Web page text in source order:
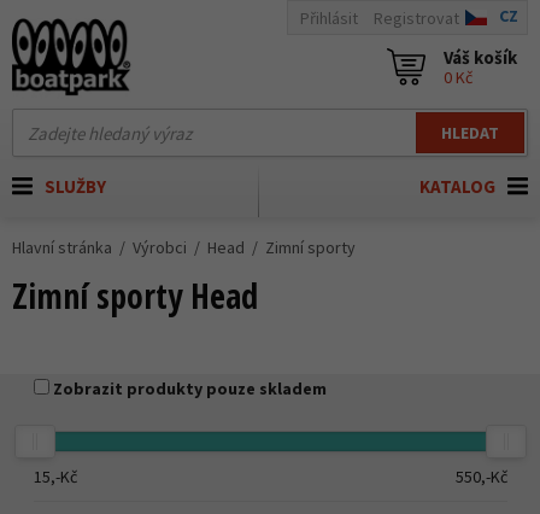
HLEDAT
Přihlásit Registrovat CZ
Váš košík
0 Kč
KATALOG
SLUŽBY
Hlavní stránka Výrobci Head Zimní sporty
Zimní sporty Head
Zobrazit produkty pouze skladem
15,-Kč 550,-Kč